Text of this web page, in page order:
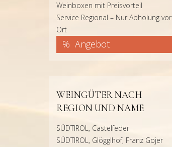
Weinboxen mit Preisvorteil
Service Regional – Nur Abholung vor
Ort
Angebot
WEINGÜTER NACH
REGION UND NAME
SÜDTIROL, Castelfeder
SÜDTIROL, Glögglhof, Franz Gojer